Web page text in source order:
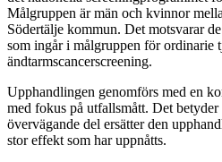
Målgruppen är män och kvinnor
Södertälje kommun. Det motsvarar
som ingår i målgruppen för ordinarie
ändtarmscancerscreening.
Upphandlingen genomförs med en
med fokus på utfallsmått. Det
övervägande del ersätter den
stor effekt som har uppnåtts.